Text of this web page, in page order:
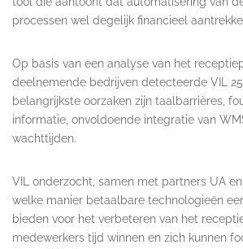
processen wel degelijk financieel
Op basis van een analyse van het
deelnemende bedrijven detecteerde VIL
belangrijkste oorzaken zijn taalbarrières,
informatie, onvoldoende integratie van
wachttijden.
VIL onderzocht, samen met partners UA
welke manier betaalbare technologieën
bieden voor het verbeteren van het
medewerkers tijd winnen en zich kunnen